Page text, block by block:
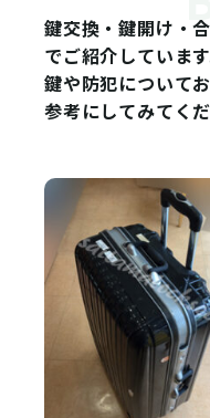
鍵交換・鍵開け・
でご紹介しています
鍵や防犯について
参考にしてみてくだ